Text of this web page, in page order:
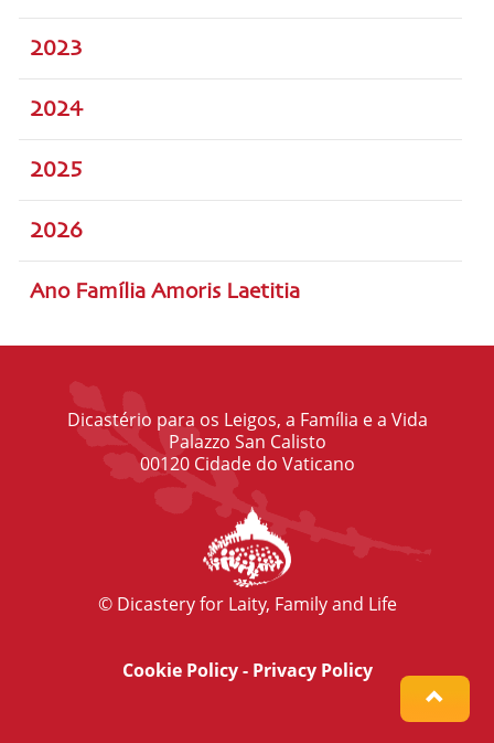
2023
2024
2025
2026
Ano Família Amoris Laetitia
Dicastério para os Leigos, a Família e a Vida
Palazzo San Calisto
00120 Cidade do Vaticano
© Dicastery for Laity, Family and Life
Cookie Policy- Privacy Policy